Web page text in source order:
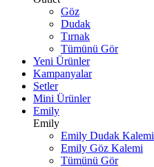
Göz
Dudak
Tırnak
Tümünü Gör
Yeni Ürünler
Kampanyalar
Setler
Mini Ürünler
Emily
Emily
Emily Dudak Kalemi
Emily Göz Kalemi
Tümünü Gör